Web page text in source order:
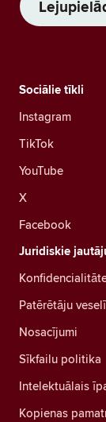
Sociālie tīkli
Instagram
TikTok
YouTube
X
Facebook
Juridiskie
Patērētāju
Nosacījumi
Sīkfailu politika
Intelektuālais
Kopienas